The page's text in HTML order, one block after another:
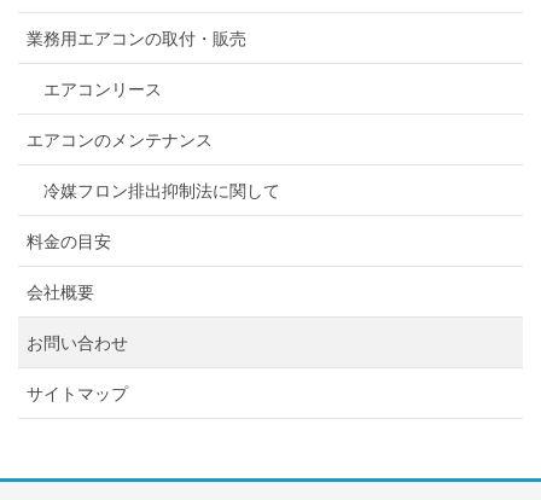
業務用エアコンの取付・販売
エアコンリース
エアコンのメンテナンス
冷媒フロン排出抑制法に関して
料金の目安
会社概要
お問い合わせ
サイトマップ